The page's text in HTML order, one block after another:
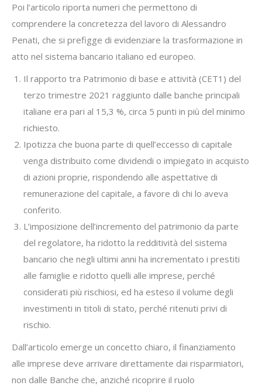
Poi l’articolo riporta numeri che permettono di
comprendere la concretezza del lavoro di Alessandro
Penati, che si prefigge di evidenziare la trasformazione in
atto nel sistema bancario italiano ed europeo.
Il rapporto tra Patrimonio di base e attività (CET1) del
terzo trimestre 2021 raggiunto dalle banche principali
italiane era pari al 15,3 %, circa 5 punti in più del minimo
richiesto.
Ipotizza che buona parte di quell’eccesso di capitale
venga distribuito come dividendi o impiegato in acquisto
di azioni proprie, rispondendo alle aspettative di
remunerazione del capitale, a favore di chi lo aveva
conferito.
L’imposizione dell’incremento del patrimonio da parte
del regolatore, ha ridotto la redditività del sistema
bancario che negli ultimi anni ha incrementato i prestiti
alle famiglie e ridotto quelli alle imprese, perché
considerati più rischiosi, ed ha esteso il volume degli
investimenti in titoli di stato, perché ritenuti privi di
rischio.
Dall’articolo emerge un concetto chiaro, il finanziamento
alle imprese deve arrivare direttamente dai risparmiatori,
non dalle Banche che, anziché ricoprire il ruolo